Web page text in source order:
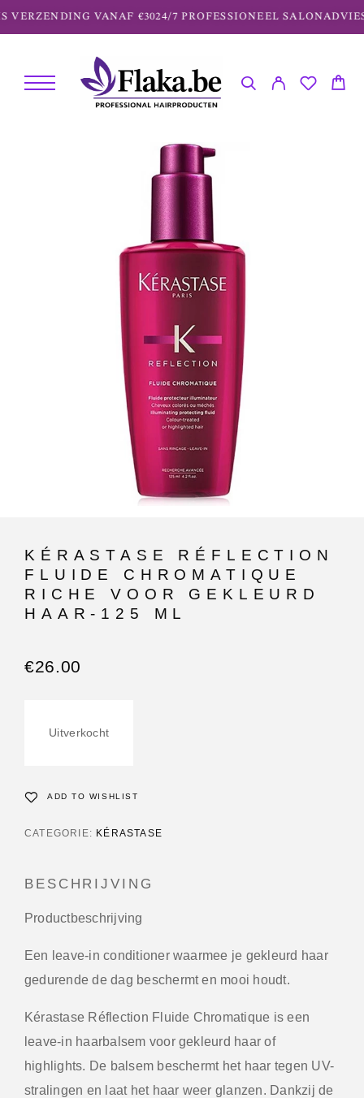
VERZENDING VANAF €3024/7 PROFESSIONEEL SALONADVIES
KÉRASTASE RÉFLECTION
FLUIDE CHROMATIQUE
RICHE VOOR GEKLEURD
HAAR-125 ML
€26.00
Uitverkocht
ADD TO WISHLIST
CATEGORIE: KÉRASTASE
BESCHRIJVING
Productbeschrijving
Een leave-in conditioner waarmee je gekleurd haar
gedurende de dag beschermt en mooi houdt.
Kérastase Réflection Fluide Chromatique is een
leave-in haarbalsem voor gekleurd haar of
highlights. De balsem beschermt het haar tegen UV-
stralingen en laat het haar weer glanzen. Dankzij de